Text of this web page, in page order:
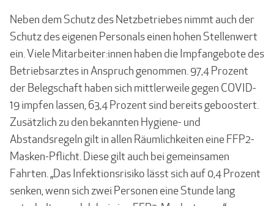
Neben dem Schutz des Netzbetriebes nimmt auch der
Schutz des eigenen Personals einen hohen Stellenwert
ein. Viele Mitarbeiter:innen haben die Impfangebote des
Betriebsarztes in Anspruch genommen. 97,4 Prozent
der Belegschaft haben sich mittlerweile gegen COVID-
19 impfen lassen, 63,4 Prozent sind bereits geboostert.
Zusätzlich zu den bekannten Hygiene- und
Abstandsregeln gilt in allen Räumlichkeiten eine FFP2-
Masken-Pflicht. Diese gilt auch bei gemeinsamen
Fahrten. „Das Infektionsrisiko lässt sich auf 0,4 Prozent
senken, wenn sich zwei Personen eine Stunde lang